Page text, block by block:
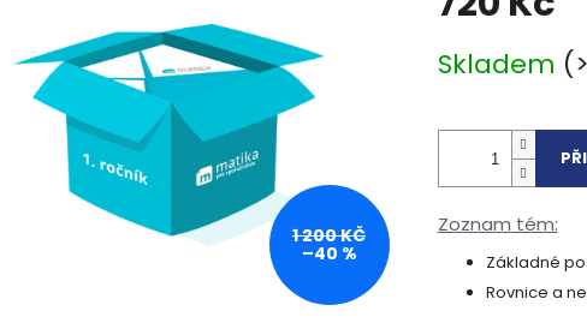
1 200 KČ
–40 %
Skladem
Zoznam tém:
Základné
Rovnice a